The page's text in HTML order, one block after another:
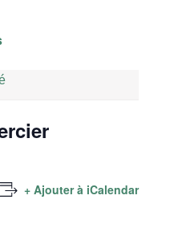
+ Ajouter à iCalendar